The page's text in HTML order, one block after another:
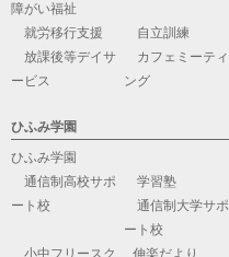
障がい福祉
就労移行支援
自立訓練
放課後等デイサ
ービス
カフェミーティ
ング
ひふみ学園
ひふみ学園
通信制高校サポ
ート校
学習塾
通信制大学サポ
ート校
小中フリースク
伸楽だより